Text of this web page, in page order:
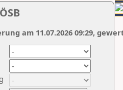
am 11.07.2026 09:29,